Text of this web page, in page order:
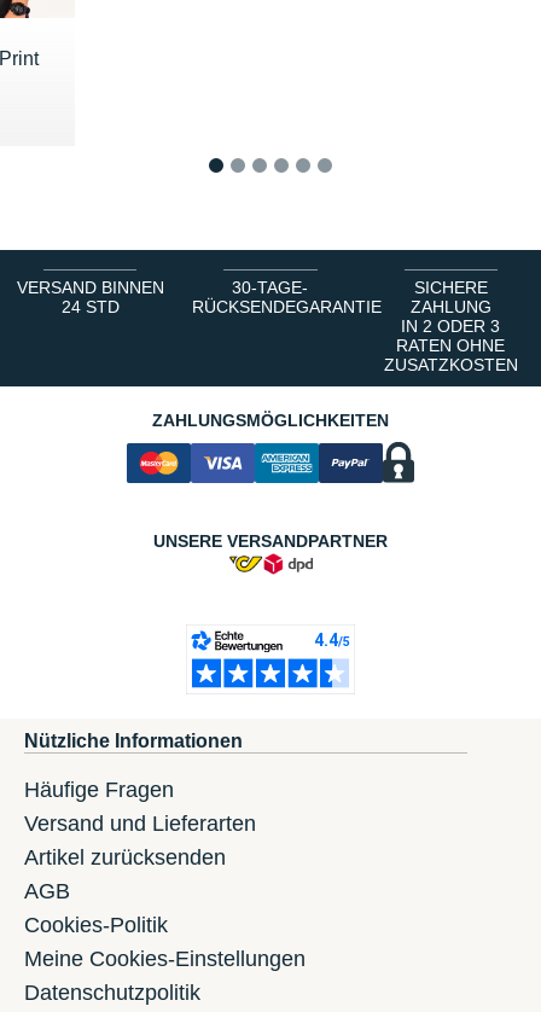
VERSAND BINNEN
24 STD
30-TAGE-
RÜCKSENDEGARANTIE
SICHERE
ZAHLUNG
IN 2 ODER 3
RATEN OHNE
ZUSATZKOSTEN
ZAHLUNGSMÖGLICHKEITEN
UNSERE VERSANDPARTNER
Nützliche Informationen
Häufige Fragen
Versand und Lieferarten
Artikel zurücksenden
AGB
Cookies-Politik
Meine Cookies-Einstellungen
Datenschutzpolitik